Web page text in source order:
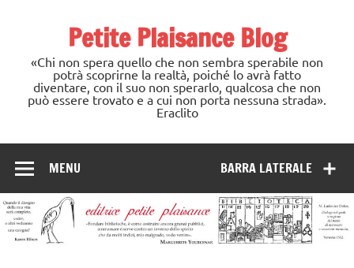
Petite Plaisance Blog
«Chi non spera quello che non sembra sperabile non
potrà scoprirne la realtà, poiché lo avrà fatto
diventare, con il suo non sperarlo, qualcosa che non
può essere trovato e a cui non porta nessuna strada».
Eraclito
BARRA LATERALE
MENU